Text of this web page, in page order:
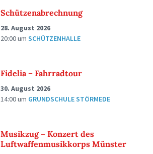
Schützenabrechnung
28. August 2026
20:00um SCHÜTZENHALLE
Fidelia – Fahrradtour
30. August 2026
14:00um GRUNDSCHULE STÖRMEDE
Musikzug – Konzert des
Luftwaffenmusikkorps Münster